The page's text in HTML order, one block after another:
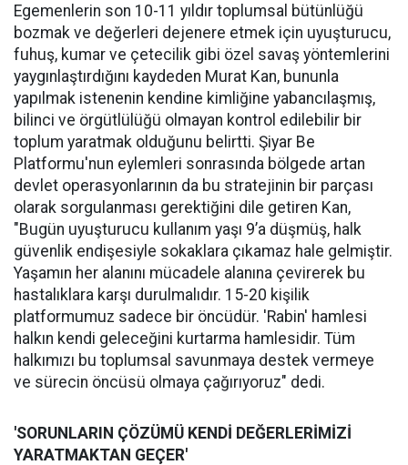
Egemenlerin son 10-11 yıldır toplumsal bütünlüğü
bozmak ve değerleri dejenere etmek için uyuşturucu,
fuhuş, kumar ve çetecilik gibi özel savaş yöntemlerini
yaygınlaştırdığını kaydeden Murat Kan, bununla
yapılmak istenenin kendine kimliğine yabancılaşmış,
bilinci ve örgütlülüğü olmayan kontrol edilebilir bir
toplum yaratmak olduğunu belirtti. Şiyar Be
Platformu'nun eylemleri sonrasında bölgede artan
devlet operasyonlarının da bu stratejinin bir parçası
olarak sorgulanması gerektiğini dile getiren Kan,
"Bugün uyuşturucu kullanım yaşı 9’a düşmüş, halk
güvenlik endişesiyle sokaklara çıkamaz hale gelmiştir.
Yaşamın her alanını mücadele alanına çevirerek bu
hastalıklara karşı durulmalıdır. 15-20 kişilik
platformumuz sadece bir öncüdür. 'Rabin' hamlesi
halkın kendi geleceğini kurtarma hamlesidir. Tüm
halkımızı bu toplumsal savunmaya destek vermeye
ve sürecin öncüsü olmaya çağırıyoruz" dedi.
'SORUNLARIN ÇÖZÜMÜ KENDİ DEĞERLERİMİZİ
YARATMAKTAN GEÇER'